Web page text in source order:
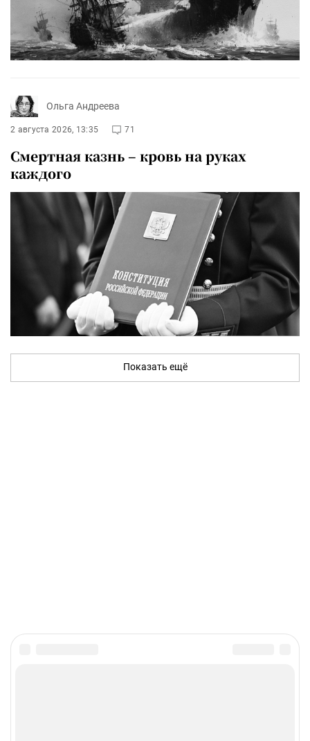
Ольга Андреева
2 августа 2026, 13:35 71
Смертная казнь – кровь на руках
каждого
Показать ещё